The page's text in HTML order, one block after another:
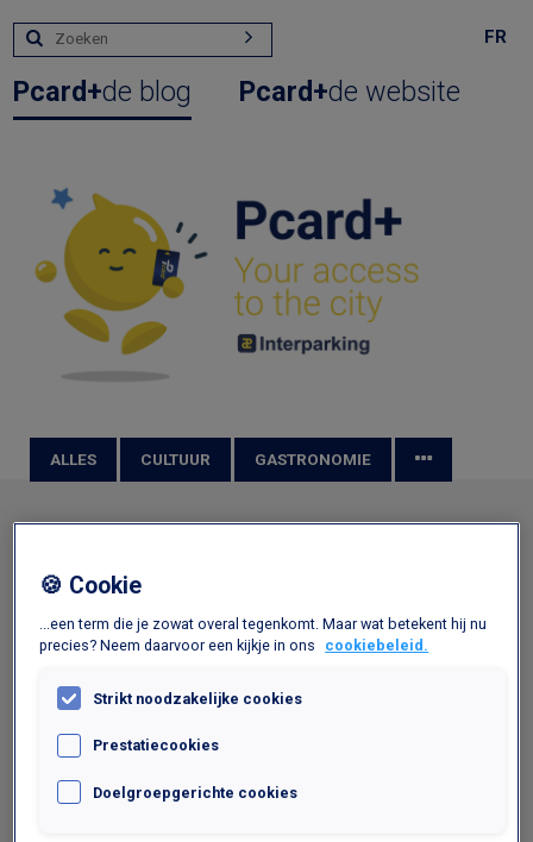
Pcard+de blog Pcard+de website
FR
ALLES CULTUUR GASTRONOMIE
Vorig artikel
CULTUUR
🍪 Cookie
...een term die je zowat overal tegenkomt. Maar wat betekent hij nu
precies? Neem daarvoor een kijkje in ons
cookiebeleid.
Strikt noodzakelijke cookies
Prestatiecookies
Doelgroepgerichte cookies